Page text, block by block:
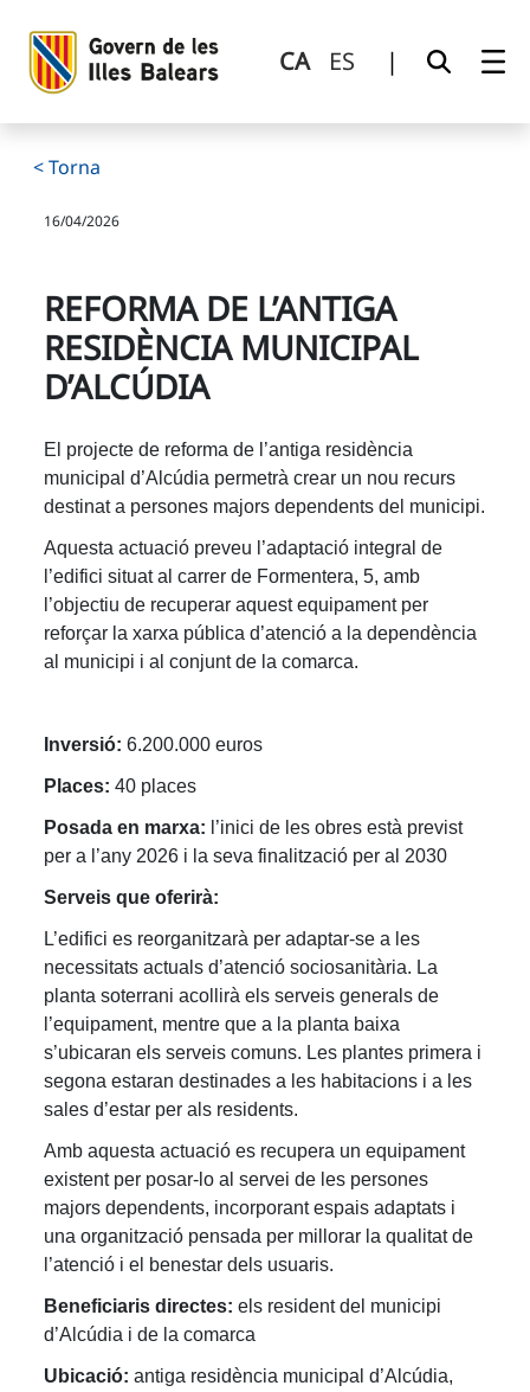
CA ES |
< Torna
16/04/2026
REFORMA DE L’ANTIGA
RESIDÈNCIA MUNICIPAL
D’ALCÚDIA
El projecte de reforma de l’antiga residència
municipal d’Alcúdia permetrà crear un nou recurs
destinat a persones majors dependents del municipi.
Aquesta actuació preveu l’adaptació integral de
l’edifici situat al carrer de Formentera, 5, amb
l’objectiu de recuperar aquest equipament per
reforçar la xarxa pública d’atenció a la dependència
al municipi i al conjunt de la comarca.
Inversió: 6.200.000 euros
Places: 40 places
Posada en marxa: l’inici de les obres està previst
per a l’any 2026 i la seva finalització per al 2030
Serveis que oferirà:
L’edifici es reorganitzarà per adaptar-se a les
necessitats actuals d’atenció sociosanitària. La
planta soterrani acollirà els serveis generals de
l’equipament, mentre que a la planta baixa
s’ubicaran els serveis comuns. Les plantes primera i
segona estaran destinades a les habitacions i a les
sales d’estar per als residents.
Amb aquesta actuació es recupera un equipament
existent per posar-lo al servei de les persones
majors dependents, incorporant espais adaptats i
una organització pensada per millorar la qualitat de
l’atenció i el benestar dels usuaris.
Beneficiaris directes: els resident del municipi
d’Alcúdia i de la comarca
Ubicació: antiga residència municipal d’Alcúdia,